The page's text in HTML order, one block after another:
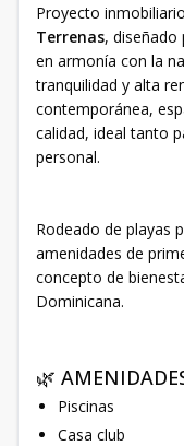
Proyecto
Terrenas, diseñado
en armonía con la
tranquilidad y alta
contemporánea,
calidad, ideal tanto
personal.
Rodeado de playas
amenidades de
concepto de
Dominicana.
🌿
Piscinas
Casa club